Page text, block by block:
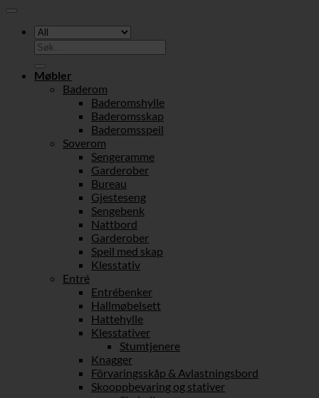
Søk
etter:
Møbler
Baderom
Baderomshylle
Baderomsskap
Baderomsspeil
Soverom
Sengeramme
Garderober
Bureau
Gjesteseng
Sengebenk
Nattbord
Garderober
Speil med skap
Klesstativ
Entré
Entrébenker
Hallmøbelsett
Hattehylle
Klesstativer
Stumtjenere
Knagger
Förvaringsskåp & Avlastningsbord
Skooppbevaring og stativer